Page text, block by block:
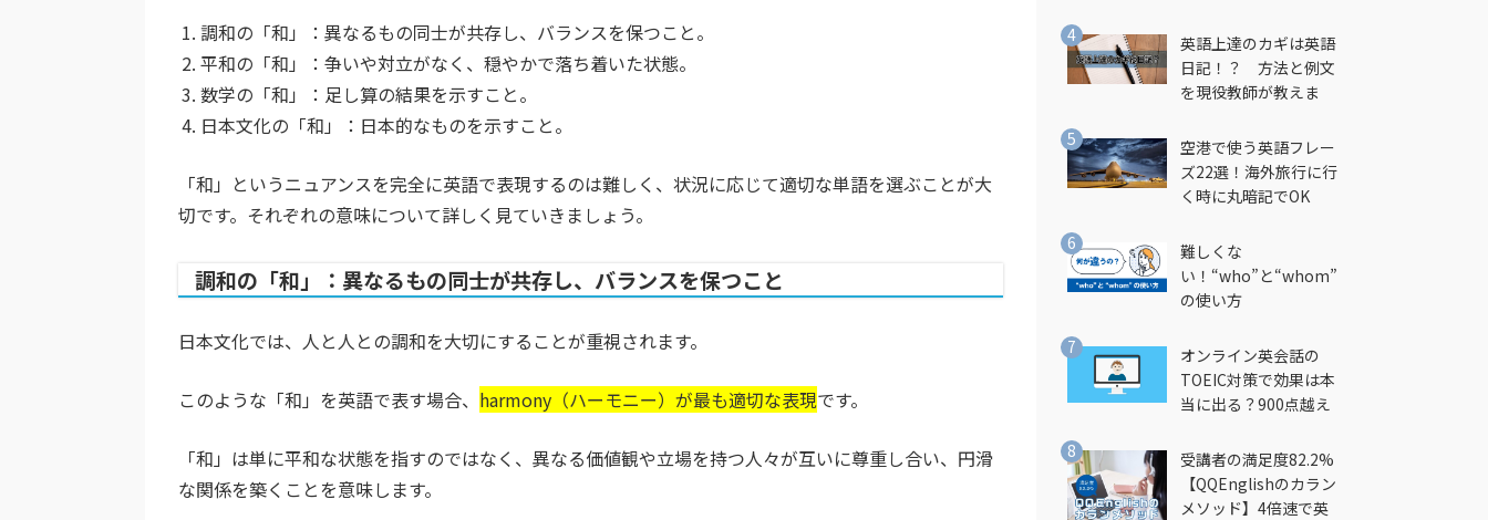
調和の「和」：異なるもの同士が共存し、バランスを保つこと。
平和の「和」：争いや対立がなく、穏やかで落ち着いた状態。
数学の「和」：足し算の結果を示すこと。
日本文化の「和」：日本的なものを示すこと。
「和」というニュアンスを完全に英語で表現するのは難しく、状況に応じて適切な単語を選ぶことが大
切です。それぞれの意味について詳しく見ていきましょう。
調和の「和」：異なるもの同士が共存し、バランスを保つこと
日本文化では、人と人との調和を大切にすることが重視されます。
このような「和」を英語で表す場合、 harmony（ハーモニー）が最も適切な表現です。
「和」は単に平和な状態を指すのではなく、異なる価値観や立場を持つ人々が互いに尊重し合い、円滑
な関係を築くことを意味します。
英語上達のカギは英語
日記！？ 方法と例文
を現役教師が教えま
空港で使う英語フレー
ズ22選！海外旅行に行
く時に丸暗記でOK
難しくな
い！“who”と“whom”
の使い方
オンライン英会話の
TOEIC対策で効果は本
当に出る？900点越え
受講者の満足度82.2%
【QQEnglishのカラン
メソッド】4倍速で英